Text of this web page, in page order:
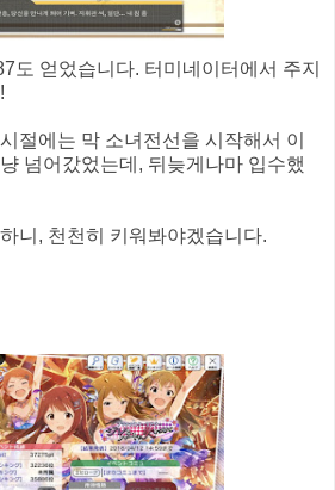
도 얻었습니다. 터미네이터에서 주지
절에는 막 소녀전선을 시작해서 이
넘어갔었는데, 뒤늦게나마 입수했
니, 천천히 키워봐야겠습니다.